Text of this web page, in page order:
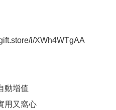
i/XWh4WTgAA
動增值
用又窩心